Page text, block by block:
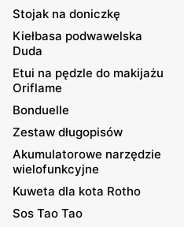
Stojak na doniczkę
Kiełbasa podwawelska
Duda
Etui na pędzle do makijażu
Oriflame
Bonduelle
Zestaw długopisów
Akumulatorowe narzędzie
wielofunkcyjne
Kuweta dla kota Rotho
Sos Tao Tao